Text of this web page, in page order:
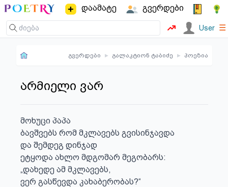
დაამატე გვერდები
User ☰
გვერდები ▸ გალაკტიონ ტაბიძე ▸ პოეზია
არმიელი ვარ
მოხუცი პაპა
ბავშვებს რომ მკლავებს გვისინჯავდა
და შემდეგ დინჯად
ეტყოდა ახლო მდგომარ მეგობარს:
„დახედე ამ მკლავებს,
ვერ გასწევდა კახაბერობას?“